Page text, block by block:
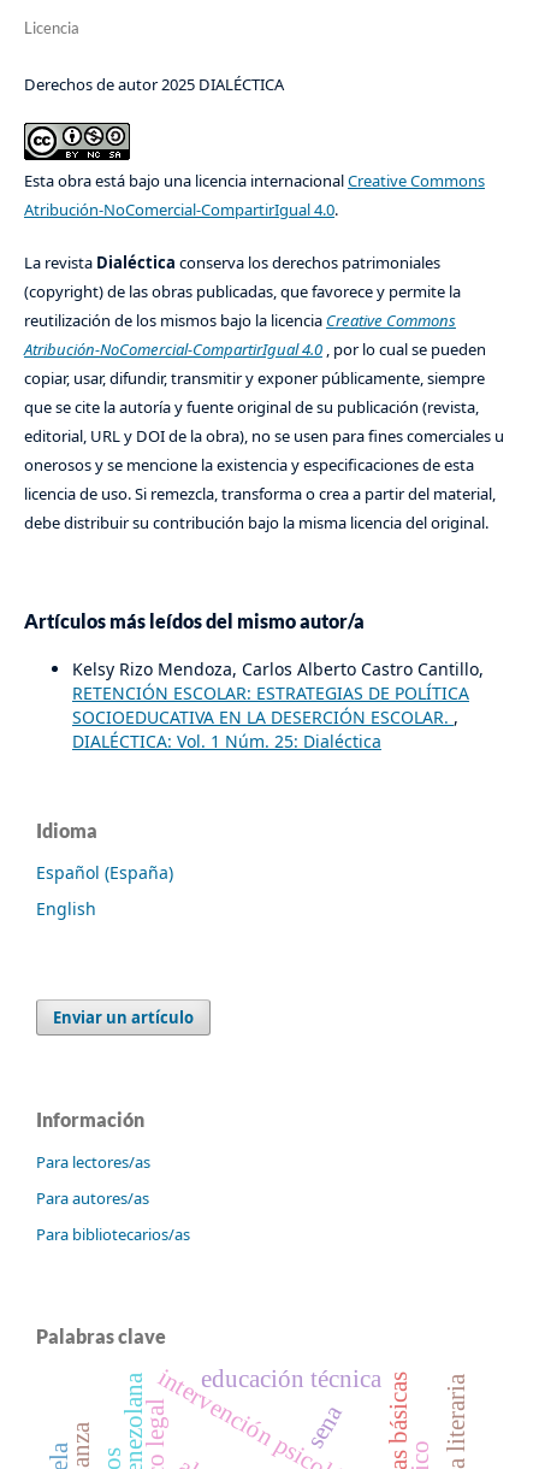
Licencia
Derechos de autor 2025 DIALÉCTICA
Esta obra está bajo una licencia internacionalCreative Commons
Atribución-NoComercial-CompartirIgual 4.0.
La revista Dialéctica conserva los derechos patrimoniales
(copyright) de las obras publicadas, que favorece y permite la
reutilización de los mismos bajo la licencia Creative Commons
Atribución-NoComercial-CompartirIgual 4.0, por lo cual se pueden
copiar, usar, difundir, transmitir y exponer públicamente, siempre
que se cite la autoría y fuente original de su publicación (revista,
editorial, URL y DOI de la obra), no se usen para fines comerciales u
onerosos y se mencione la existencia y especificaciones de esta
licencia de uso. Si remezcla, transforma o crea a partir del material,
debe distribuir su contribución bajo la misma licencia del original.
Artículos más leídos del mismo autor/a
Kelsy Rizo Mendoza, Carlos Alberto Castro Cantillo,
RETENCIÓN ESCOLAR: ESTRATEGIAS DE POLÍTICA
SOCIOEDUCATIVA EN LA DESERCIÓN ESCOLAR. ,
DIALÉCTICA: Vol. 1 Núm. 25: Dialéctica
Idioma
Español (España)
English
Enviar un artículo
Información
Para lectores/as
Para autores/as
Para bibliotecarios/as
Palabras clave
intervención psicológica obra literaria
sena
educación técnica